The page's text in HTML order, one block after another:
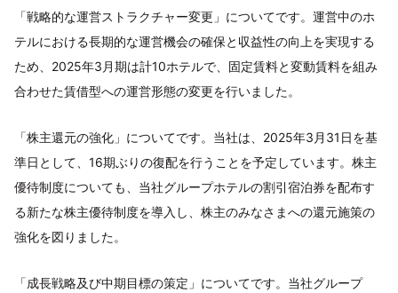
「戦略的な運営ストラクチャー変更」についてです。運営中のホ
テルにおける長期的な運営機会の確保と収益性の向上を実現する
ため、2025年3月期は計10ホテルで、固定賃料と変動賃料を組み
合わせた賃借型への運営形態の変更を行いました。
「株主還元の強化」についてです。当社は、2025年3月31日を基
準日として、16期ぶりの復配を行うことを予定しています。株主
優待制度についても、当社グループホテルの割引宿泊券を配布す
る新たな株主優待制度を導入し、株主のみなさまへの還元施策の
強化を図りました。
「成長戦略及び中期目標の策定」についてです。当社グループ